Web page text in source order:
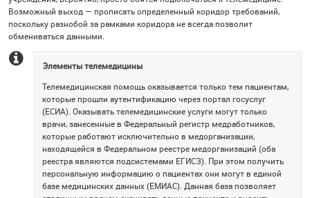
Возможный выход — прописать определенный коридор требований,
поскольку разнобой за рамками коридора не всегда позволит
обмениваться данными.
Элементы телемедицины
Телемедицинская помощь оказывается только тем пациентам,
которые прошли аутентификацию через портал госуслуг
(ЕСИА). Оказывать телемедицинские услуги могут только
врачи, занесенные в Федеральный регистр медработников,
которые работают исключительно в медорганизации,
находящейся в Федеральном реестре медорганизаций (оба
реестра являются подсистемами ЕГИСЗ). При этом получить
персональную информацию о пациентах они могут в единой
базе медицинских данных (ЕМИАС). Данная база позволяет